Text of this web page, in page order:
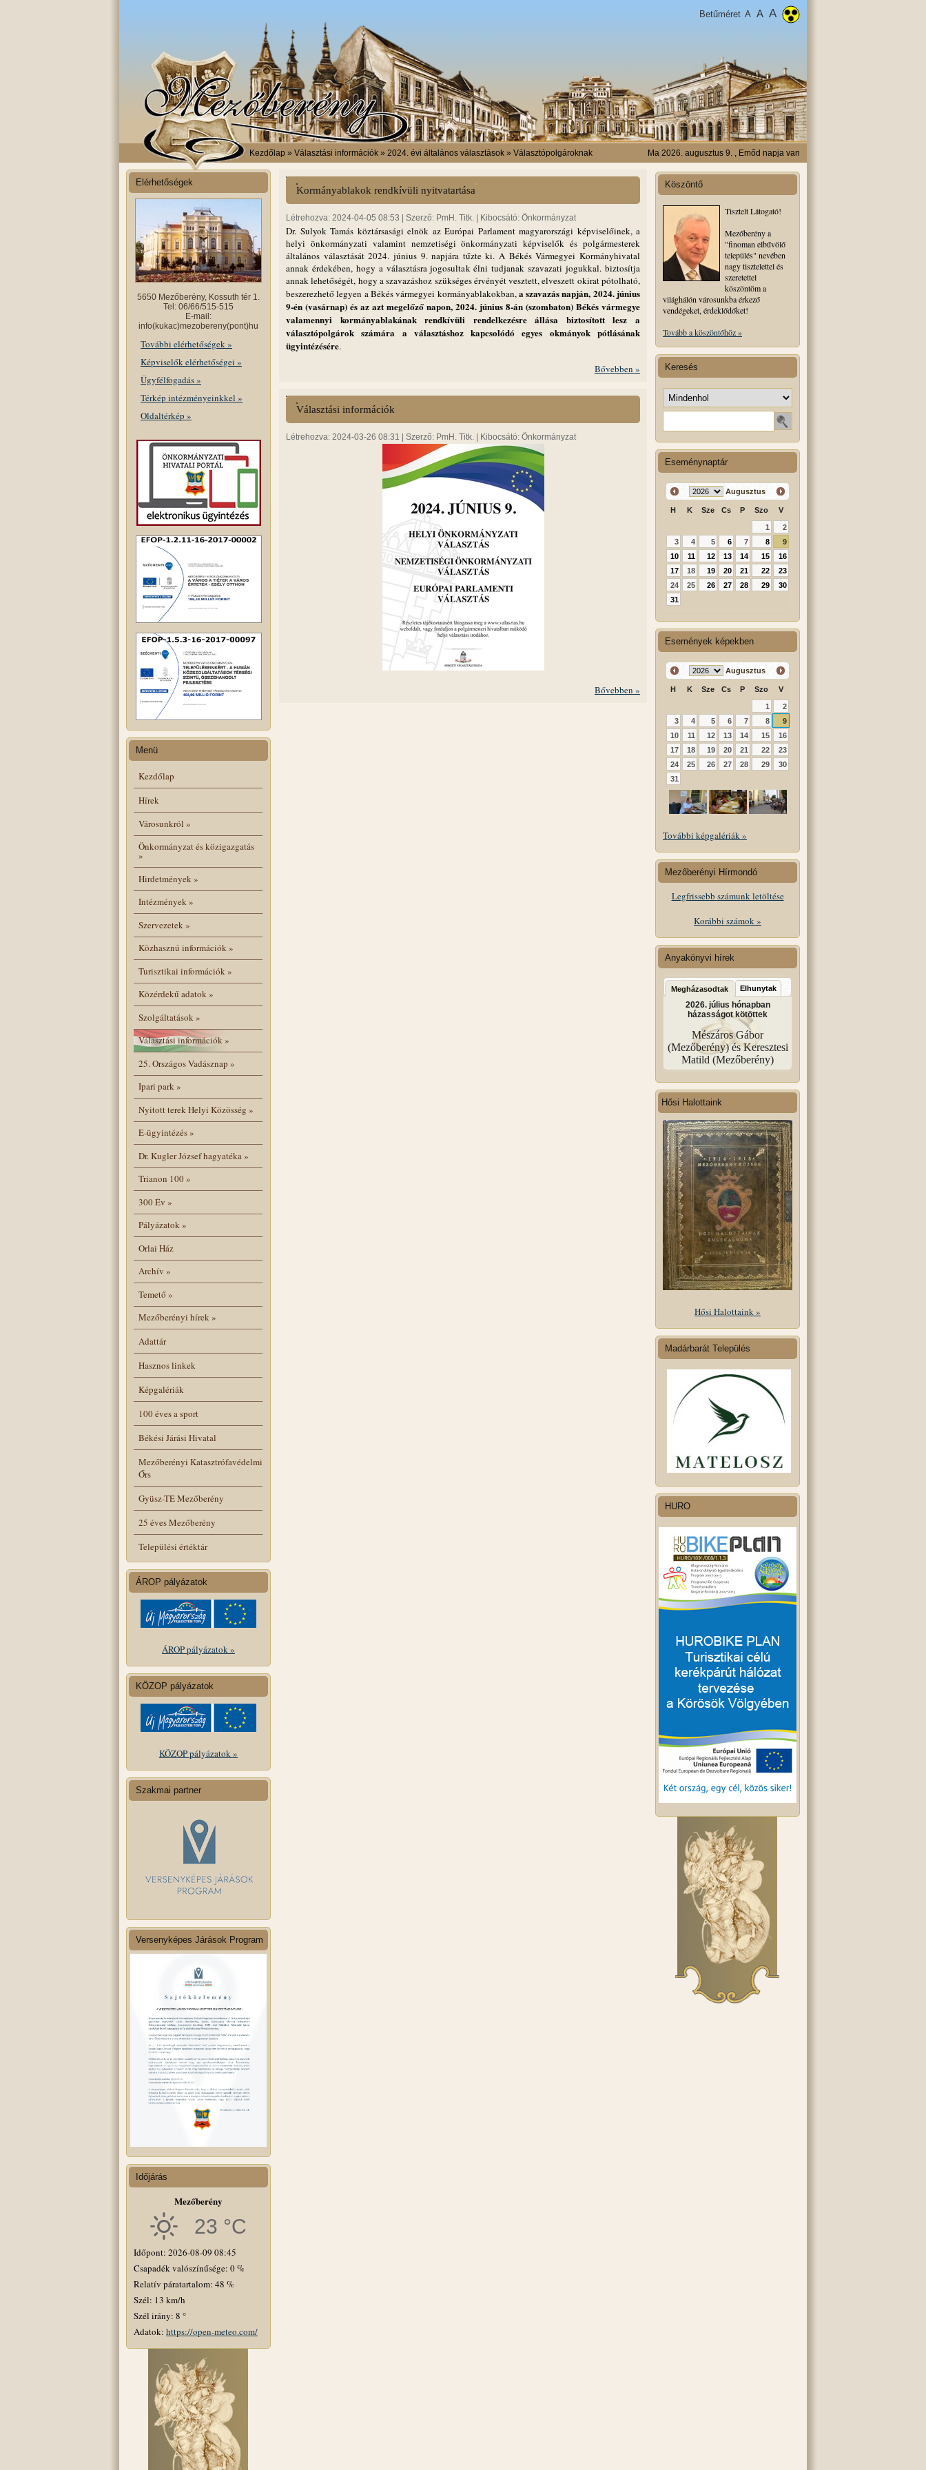
Betűméret A A A
Kezdőlap » Választási információk » 2024. évi általános választások » Választópolgároknak Ma 2026. augusztus 9. , Emőd napja van
Elérhetőségek
5650 Mezőberény, Kossuth tér 1.
Tel: 06/66/515-515
E-mail:
info(kukac)mezobereny(pont)hu
További elérhetőségek »
Képviselők elérhetőségei »
Ügyfélfogadás »
Térkép intézményeinkkel »
Oldaltérkép »
Menü
Kezdőlap
Hírek
Városunkról »
Önkormányzat és közigazgatás
»
Hirdetmények»
Intézmények»
Szervezetek»
Közhasznú információk»
Turisztikai információk»
Közérdekű adatok»
Szolgáltatások»
Választási információk»
25. Országos Vadásznap »
Ipari park»
Nyitott terek Helyi Közösség »
E-ügyintézés»
Dr. Kugler József hagyatéka»
Trianon 100»
300 Év »
Pályázatok»
Orlai Ház
Archív »
Temető»
Mezőberényi hírek»
Adattár
Hasznos linkek
Képgalériák
100 éves a sport
Békési Járási Hivatal
Mezőberényi Katasztrófavédelmi
Őrs
Gyüsz-TE Mezőberény
25 éves Mezőberény
Települési értéktár
ÁROP pályázatok
ÁROP pályázatok »
KÖZOP pályázatok
KÖZOP pályázatok »
Szakmai partner
Versenyképes Járások Program
Időjárás
Mezőberény
23 °C
Időpont: 2026-08-09 08:45
Csapadék valószínűsége: 0 %
Relatív páratartalom: 48 %
Szél: 13 km/h
Szél irány: 8 °
Adatok: https://open-meteo.com/
Kormányablakok rendkívüli nyitvatartása
Létrehozva: 2024-04-05 08:53 | Szerző: PmH. Titk. | Kibocsátó: Önkormányzat
Dr. Sulyok Tamás köztársasági elnök az Európai Parlament magyarországi képviselőinek, a
helyi önkormányzati valamint nemzetiségi önkormányzati képviselők és polgármesterek
általános választását 2024. június 9. napjára tűzte ki. A Békés Vármegyei Kormányhivatal
annak érdekében, hogy a választásra jogosultak élni tudjanak szavazati jogukkal. biztosítja
annak lehetőségét, hogy a szavazáshoz szükséges érvényét vesztett, elveszett okirat pótolható,
beszerezhető legyen a Békés vármegyei kormányablakokban,a szavazás napján, 2024. június
9-én (vasárnap) és az azt megelőző napon, 2024. június 8-án (szombaton) Békés vármegye
valamennyi kormányablakának rendkívüli rendelkezésre állása biztosított lesz a
választópolgárok számára a választáshoz kapcsolódó egyes okmányok pótlásának
ügyintézésére.
Bővebben »
Választási információk
Létrehozva: 2024-03-26 08:31 | Szerző: PmH. Titk. | Kibocsátó: Önkormányzat
Bővebben »
Köszöntő
Tisztelt Látogató!
Mezőberény a
"finoman elbűvölő
település" nevében
nagy tisztelettel és
szeretettel
köszöntöm a
világhálón városunkba érkező
vendégeket, érdeklődőket!
Tovább a köszöntőhöz »
Keresés
Keresés helye
Eseménynaptár
Augusztus
H K Sze Cs P Szo V
1
2
3
4 5 6 7 8
9
10
11 12 13 14 15
16
17
18 19 20 21 22
23
24
25 26 27 28 29
30
31
Események képekben
Augusztus
H K Sze Cs P Szo V
1
2
3
4 5 6 7 8
9
10
11 12 13 14 15
16
17
18 19 20 21 22
23
24
25 26 27 28 29
30
31
További képgalériák »
Mezőberényi Hírmondó
Legfrissebb számunk letöltése
Korábbi számok »
Anyakönyvi hírek
Megházasodtak Elhunytak
2026. július hónapban
házasságot kötöttek
Mészáros Gábor
(Mezőberény) és Keresztesi
Matild (Mezőberény)
Hősi Halottaink
Hősi Halottaink »
Madárbarát Település
HURO